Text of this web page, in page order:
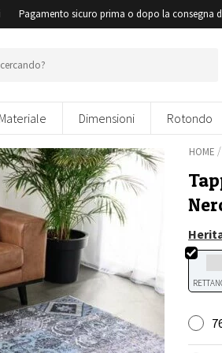
Pagamento sicuro prima o dopo la consegna
Materiale Dimensioni Rotondo
HOME /